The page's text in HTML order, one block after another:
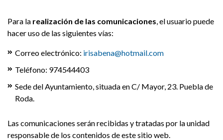
Para la realización de las comunicaciones, el usuario puede
hacer uso de las siguientes vías:
Correo electrónico: irisabena@hotmail.com
Teléfono: 974544403
Sede del Ayuntamiento, situada en C/ Mayor, 23. Puebla de
Roda.
Las comunicaciones serán recibidas y tratadas por la unidad
responsable de los contenidos de este sitio web.